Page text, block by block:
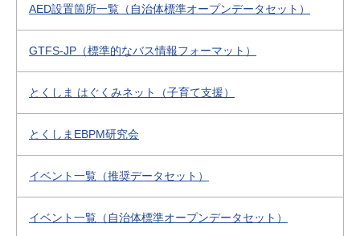
AED設置箇所一覧（自治体標準オープンデータセット）
GTFS-JP（標準的なバス情報フォーマット）
とくしま はぐくみネット（子育て支援）
とくしまEBPM研究会
イベント一覧（推奨データセット）
イベント一覧（自治体標準オープンデータセット）